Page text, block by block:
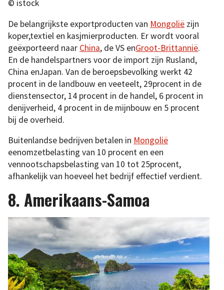
© istock
De belangrijkste exportproducten van Mongolië zijn
koper,textiel en kasjmierproducten. Er wordt vooral
geëxporteerd naar China, de VS enGroot-Brittannië.
En de handelspartners voor de import zijn Rusland,
China enJapan. Van de beroepsbevolking werkt 42
procent in de landbouw en veeteelt, 29procent in de
dienstensector, 14 procent in de handel, 6 procent in
denijverheid, 4 procent in de mijnbouw en 5 procent
bij de overheid.
Buitenlandse bedrijven betalen in Mongolië
eenomzetbelasting van 10 procent en een
vennootschapsbelasting van 10 tot 25procent,
afhankelijk van hoeveel het bedrijf effectief verdient.
8. Amerikaans-Samoa